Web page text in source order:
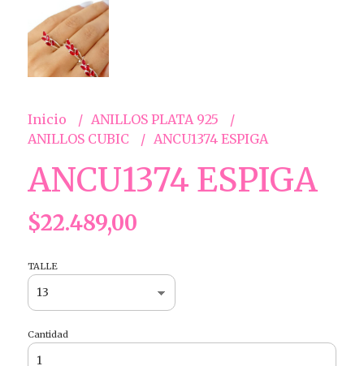
Inicio
ANILLOS PLATA 925
ANILLOS CUBIC
ANCU1374 ESPIGA
ANCU1374 ESPIGA
$22.489,00
TALLE
Cantidad